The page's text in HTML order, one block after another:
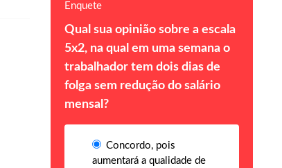
Enquete
Qual sua opinião sobre a escala
5x2, na qual em uma semana o
trabalhador tem dois dias de
folga sem redução do salário
mensal?
Concordo, pois
aumentará a qualidade de